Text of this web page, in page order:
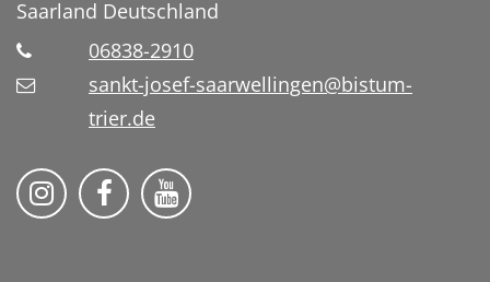
Saarland Deutschland
06838-2910
sankt-josef-saarwellingen@bistum-
trier.de
Folge uns auf Instragram
Folge uns auf Facebook
Fogle uns auf YouTube